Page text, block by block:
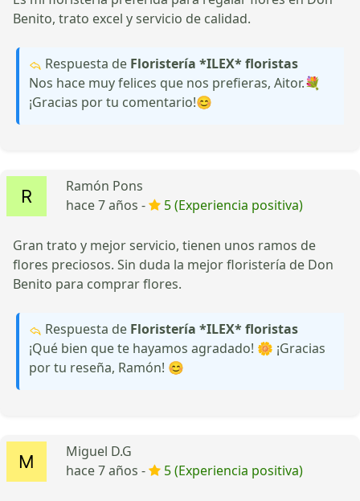
Benito, trato excel y servicio de calidad.
Respuesta de Floristería *ILEX* floristas
Nos hace muy felices que nos prefieras, Aitor.💐
¡Gracias por tu comentario!😊
Ramón Pons
hace 7 años -
5 (Experiencia positiva)
Gran trato y mejor servicio, tienen unos ramos de
flores preciosos. Sin duda la mejor floristería de Don
Benito para comprar flores.
Respuesta de Floristería *ILEX* floristas
¡Qué bien que te hayamos agradado! 🌼 ¡Gracias
por tu reseña, Ramón! 😊
Miguel D.G
hace 7 años -
5 (Experiencia positiva)